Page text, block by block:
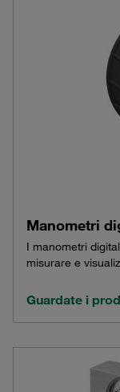
Manometri
I manometri
misurare e
Guardate i